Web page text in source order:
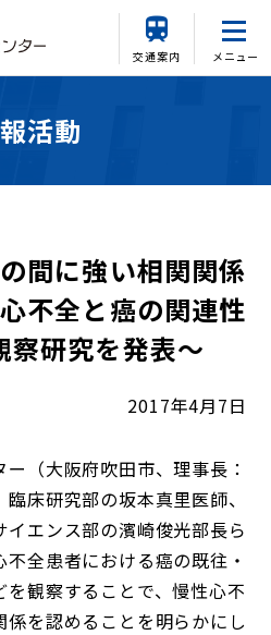
交通案内 メニュー
活動
間に強い相関関係
不全と癌の関連性
察研究を発表～
2017年4月7日
（大阪府吹田市、理事長：
床研究部の坂本真里医師、
エンス部の濱崎俊光部長ら
全患者における癌の既往・
観察することで、慢性心不
を認めることを明らかにし